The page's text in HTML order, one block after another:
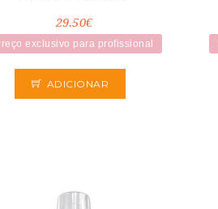
29.50€
exclusivo para profissional
ADICIONAR